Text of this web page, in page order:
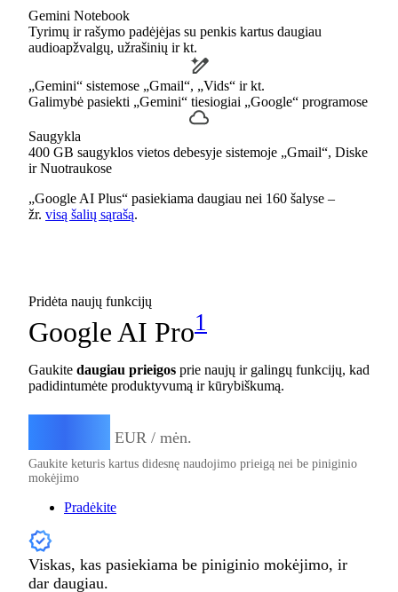
Gemini Notebook
Tyrimų ir rašymo padėjėjas su penkis kartus daugiau
audioapžvalgų, užrašinių ir kt.
„Gemini“ sistemose „Gmail“, „Vids“ ir kt.
Galimybė pasiekti „Gemini“ tiesiogiai „Google“ programose
Saugykla
400 GB saugyklos vietos debesyje sistemoje „Gmail“, Diske
ir Nuotraukose
„Google AI Plus“ pasiekiama daugiau nei 160 šalyse –
žr. visą šalių sąrašą.
Pridėta naujų funkcijų
Google AI Pro1
Gaukite daugiau prieigos prie naujų ir galingų funkcijų, kad
padidintumėte produktyvumą ir kūrybiškumą.
EUR / mėn.
Gaukite keturis kartus didesnę naudojimo prieigą nei be piniginio
mokėjimo
Pradėkite
Viskas, kas pasiekiama be piniginio mokėjimo, ir
dar daugiau.